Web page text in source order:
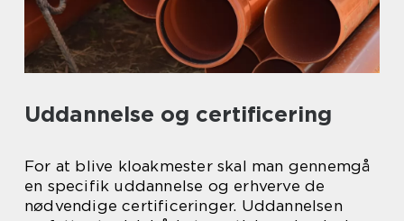
Uddannelse og certificering
For at blive kloakmester skal man gennemgå
en specifik uddannelse og erhverve de
nødvendige certificeringer. Uddannelsen